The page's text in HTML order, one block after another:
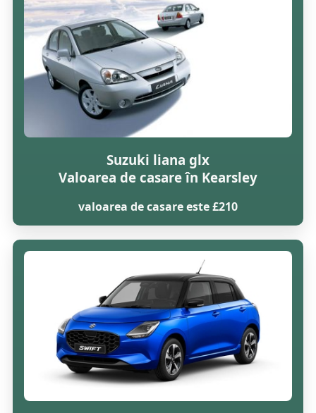
Suzuki liana glx
Valoarea de casare în Kearsley
valoarea de casare este £210